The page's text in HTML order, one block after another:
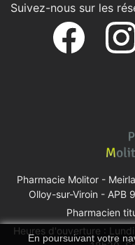
En poursuivant votre
Suivez-nous sur les
Pharmacie Molitor -
Olloy-sur-Viroin - APB
Pharmacien
Heures d'ouverture :